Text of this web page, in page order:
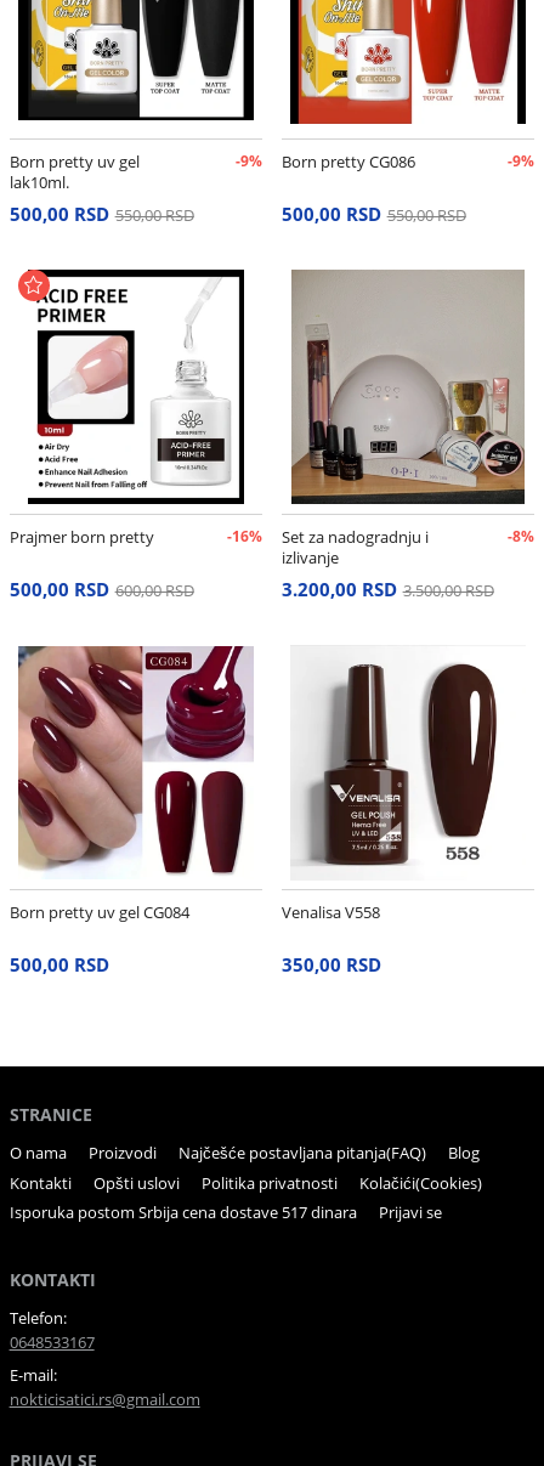
Born pretty uv gel
lak10ml.
-9%
500,00 RSD 550,00 RSD
Born pretty CG086 -9%
500,00 RSD 550,00 RSD
Prajmer born pretty -16%
500,00 RSD 600,00 RSD
Set za nadogradnju i
izlivanje
-8%
3.200,00 RSD 3.500,00 RSD
Born pretty uv gel CG084
500,00 RSD
Venalisa V558
350,00 RSD
STRANICE
O nama Proizvodi Najčešće postavljana pitanja(FAQ)
Blog
Kontakti
Opšti uslovi Politika privatnosti
Kolačići(Cookies)
Isporuka postom Srbija cena dostave 517 dinara
Prijavi se
KONTAKTI
Telefon:
0648533167
E-mail:
nokticisatici.rs@gmail.com
PRIJAVI SE